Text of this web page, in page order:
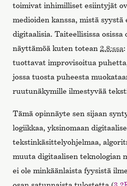
toimivat inhimilliset esiintyjät
medioiden kanssa, mistä
digitaalisia. Taiteellisissa osissa
näyttämöä kuten totean 2.8:ssa
tuottavat improvisoitua
jossa tuosta puheesta
ruutunäkymille ilmestyvää
Tämä opinnäyte sen sijaan
logiikkaa, yksinomaan
tekstinkäsittelyohjelmaa,
muuta digitaalisen teknologian
ei ole minkäänlaista fyysistä